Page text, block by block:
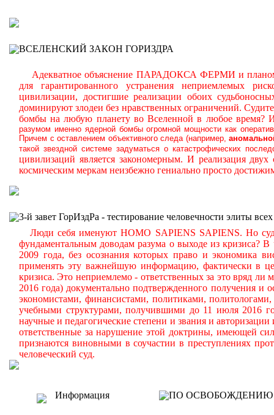
ВСЕЛЕНСКИЙ ЗАКОН ГОРИЗДРА
Адекватное объяснение ПАРАДОКСА ФЕРМИ и
для гарантированного устранения неприемлемых
цивилизации, достигшие реализации обоих
доминируют злодеи без нравственных ограничений.
бомбы на любую планету во Вселенной в любое время?
разумом именно ядерной бомбы огромной мощности как
Причем с оставлением объективного следа (например,
такой звездной системе задуматься о катастрофических
цивилизаций является закономерным. И реализация
космическим меркам неизбежно гениально просто
3-й завет ГорИздРа - тестирование человечности элиты
Люди себя именуют HOMO SAPIENS SAPIENS. Но
фундаментальным доводам разума о выходе из кризиса?
2009 года, без осознания которых право и экономика
применять эту важнейшую информацию, фактически в
кризиса. Это неприемлемо - ответственных за это вряд
2016 года) документально подтвержденного получения
экономистами, финансистами, политиками,
учебными структурами, получившими до 11 июля 2016
научные и педагогические степени и звания и
ответственные за нарушение этой доктрины, имеющей
признаются виновными в соучастии в преступлениях
человеческий суд.
Информация ПО ОСВОБОЖДЕНИЮ